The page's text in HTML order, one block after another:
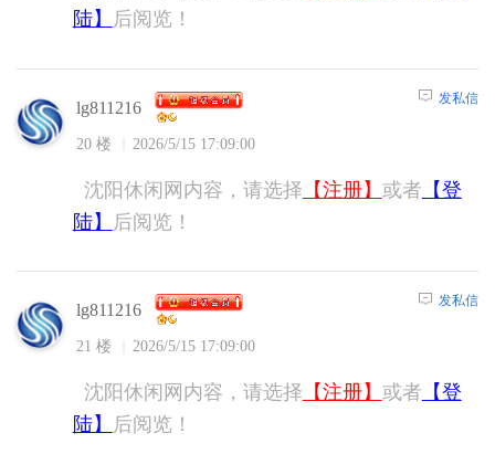
陆】
后阅览！
lg811216
20 楼 2026/5/15 17:09:00
发私信
沈阳休闲网内容，请选择 【注册】 或者 【登
陆】
后阅览！
lg811216
21 楼 2026/5/15 17:09:00
发私信
沈阳休闲网内容，请选择 【注册】 或者 【登
陆】
后阅览！